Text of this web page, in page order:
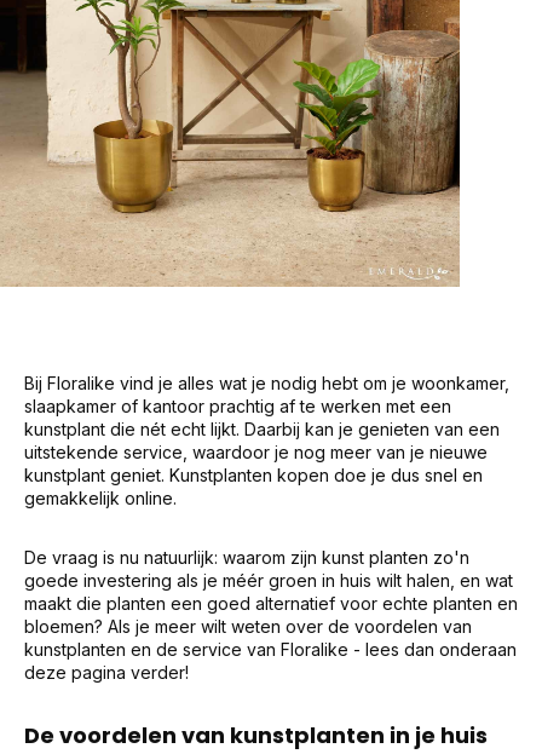
Bij Floralike vind je alles wat je nodig hebt om je woonkamer,
slaapkamer of kantoor prachtig af te werken met een
kunstplant die nét echt lijkt. Daarbij kan je genieten van een
uitstekende service, waardoor je nog meer van je nieuwe
kunstplant geniet. Kunstplanten kopen doe je dus snel en
gemakkelijk online.
De vraag is nu natuurlijk: waarom zijn kunst planten zo'n
goede investering als je méér groen in huis wilt halen, en wat
maakt die planten een goed alternatief voor echte planten en
bloemen? Als je meer wilt weten over de voordelen van
kunstplanten en de service van Floralike - lees dan onderaan
deze pagina verder!
De voordelen van kunstplanten in je huis